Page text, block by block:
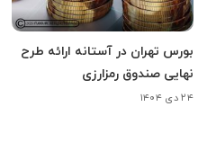
بورس تهران در آستانه ارائه طرح
نهایی صندوق رمزارزی
۲۴ دی ۱۴۰۴